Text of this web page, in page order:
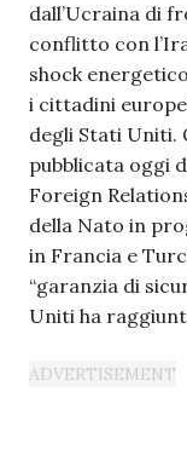
dall’Ucraina di
conflitto con
shock
i cittadini
degli Stati Uniti.
pubblicata oggi
Foreign
della Nato in
in Francia e
“garanzia di
Uniti ha